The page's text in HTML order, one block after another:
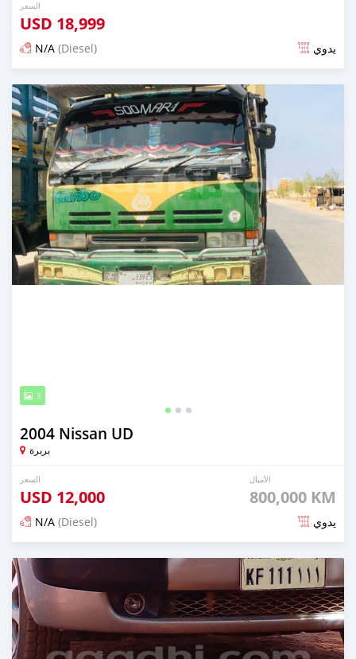
السعر
USD 18,999
N/A (Diesel) يدوي
تم النشر منذ أكثر من سنتين مضت
3
2004 Nissan UD
بربرة
السعر
USD 12,000
الأميال
800,000 KM
N/A (Diesel) يدوي
تم النشر منذ أكثر من 3 سنوات مضت